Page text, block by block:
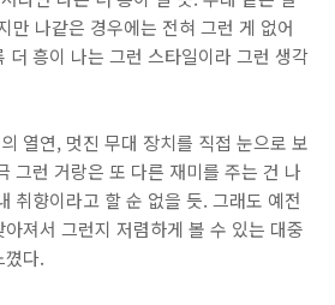
만 나같은 경우에는 전혀 그런 게 없어
더 흥이 나는 그런 스타일이라 그런 생각
열연, 멋진 무대 장치를 직접 눈으로 보
그런 거랑은 또 다른 재미를 주는 건 나
취향이라고 할 순 없을 듯. 그래도 예전
져서 그런지 저렴하게 볼 수 있는 대중
꼈다.